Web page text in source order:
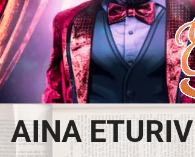
AINA